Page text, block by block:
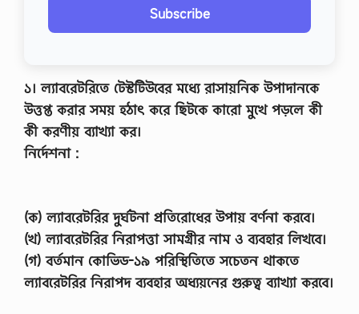
Subscribe
১। ল্যাবরেটরিতে টেস্টটিউবের মধ্যে রাসায়নিক উপাদানকে
উত্তপ্ত করার সময় হঠাৎ করে ছিটকে কারাে মুখে পড়লে কী
কী করণীয় ব্যাখ্যা কর।
নির্দেশনা :
(ক) ল্যাবরেটরির দুর্ঘটনা প্রতিরােধের উপায় বর্ণনা করবে।
(খ) ল্যাবরেটরির নিরাপত্তা সামগ্রীর নাম ও ব্যবহার লিখবে।
(গ) বর্তমান কোভিড-১৯ পরিস্থিতিতে সচেতন থাকতে
ল্যাবরেটরির নিরাপদ ব্যবহার অধ্যয়নের গুরুত্ব ব্যাখ্যা করবে।